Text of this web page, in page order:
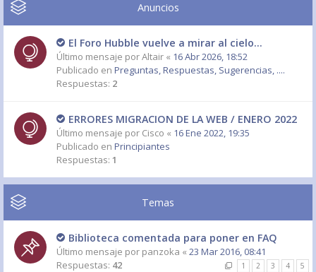
Anuncios
El Foro Hubble vuelve a mirar al cielo...
Último mensaje porAltair « 16 Abr 2026, 18:52
Publicado en Preguntas, Respuestas, Sugerencias, ....
Respuestas: 2
ERRORES MIGRACION DE LA WEB / ENERO 2022
Último mensaje por Cisco « 16 Ene 2022, 19:35
Publicado en Principiantes
Respuestas: 1
Temas
Biblioteca comentada para poner en FAQ
Último mensaje por panzoka « 23 Mar 2016, 08:41
Respuestas: 42 1 2 3 4 5